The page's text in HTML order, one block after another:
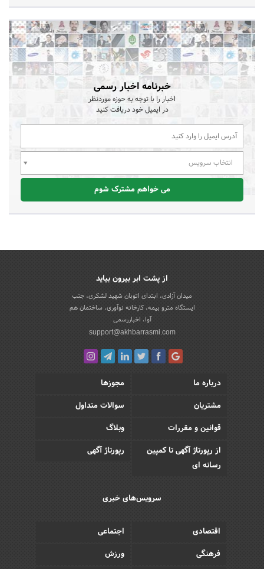
خبرنامه اخبار رسمی
اخبار را با توجه به حوزه موردنظر
در ایمیل خود دریافت کنید
انتخاب سرویس
می خواهم مشترک شوم
از پشت ابر بیرون بیاید
میدان آزادی، ابتدای اتوبان شهید لشکری، جنب
ایستگاه مترو بیمه، کارخانه نوآوری، ساختمان هم
آوا، اخباررسمی
support@akhbarrasmi.com
درباره ما
مجوزها
مشتریان
سوالات متداول
قوانین و مقررات
وبلاگ
از رپورتاژ آگهی تا کمپین
رسانه ای
رپورتاژ آگهی
سرویس‌های خبری
اقتصادی
اجتماعی
فرهنگی
ورزش